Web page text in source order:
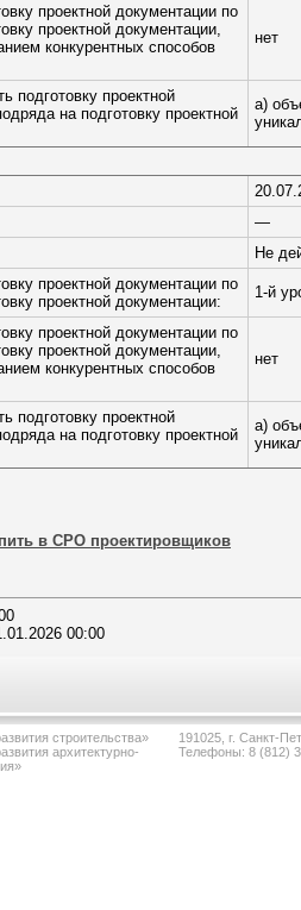
проектной документации по
проектной документации,
конкурентных способов
нет
подготовку проектной
на подготовку проектной
а)
—
Не
проектной документации по
проектной документации:
1-й
проектной документации по
проектной документации,
конкурентных способов
нет
подготовку проектной
на подготовку проектной
а)
в СРО проектировщиков
00:00
строительства»
архитектурно-
191025, г. Санкт-
Телефоны: 8 (812)